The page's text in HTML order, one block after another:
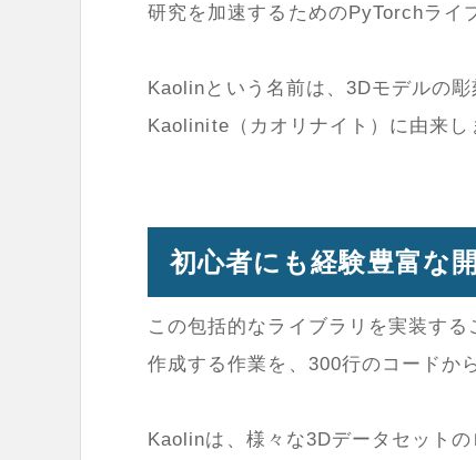
研究を加速するためのPyTorchライ
Kaolinという名前は、3Dモデルの
Kaolinite（カオリナイト）に由来し
初心者にも経験豊富な
この包括的なライブラリを実装す
作成する作業を、300行のコードか
Kaolinは、様々な3Dデータセット